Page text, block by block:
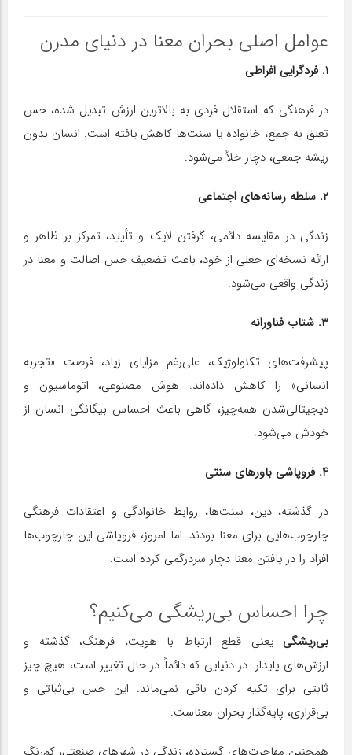
عوامل اصلی بحران معنا در دنیای مدرن
۱. فردگرایی افراطی
در فرهنگی که استقلال فردی به بالاترین ارزش تبدیل شده، حس
تعلق به جمع، خانواده یا سنت‌ها کاهش یافته است. انسان بدون
ریشه جمعی، دچار خلأ می‌شود.
۲. سلطه رسانه‌های اجتماعی
زندگی در مقایسه دائمی، گرفتن لایک و تأیید، تمرکز بر ظاهر و
ارائه نسخه‌ای جعلی از خود، باعث تضعیف حس اصالت و معنا در
زندگی واقعی می‌شود.
۳. شتاب فناورانه
پیشرفت‌های تکنولوژیک، علی‌رغم مزایای زیاد، فرصت «تجربه
انسانی» را کاهش داده‌اند. هوش مصنوعی، اتوماسیون و
دیجیتالی‌شدن همه‌چیز، گاهی باعث احساس بیگانگی انسان از
خودش می‌شود.
۴. فروپاشی باورهای سنتی
در گذشته، دین، سنت‌ها، روابط خانوادگی و اعتقادات فرهنگی
چارچوب‌هایی برای معنا بودند. اما امروز، فروپاشی این چارچوب‌ها
افراد را در یافتن معنا دچار سردرگمی کرده است.
چرا احساس بی‌ریشگی می‌کنیم؟
بی‌ریشگی یعنی قطع ارتباط با هویت، فرهنگ، گذشته و
ارزش‌های پایدار. در دنیایی که دائماً در حال تغییر است، هیچ چیز
ثابتی برای تکیه کردن باقی نمی‌ماند. این حس بی‌ثباتی و
بی‌قراری، پایه‌گذار بحران معناست.